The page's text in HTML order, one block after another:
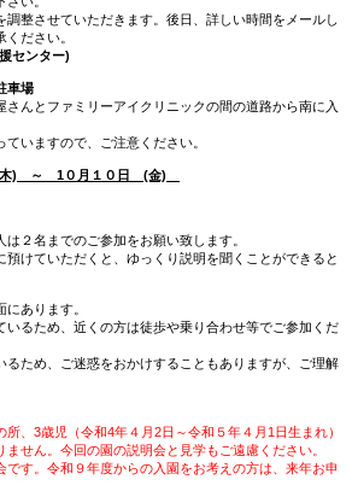
mobile/sankons_77/mailmaga/entry/2
、早めに来られた際は園舎の外でお
おこし下さい。
時間を調整させていただきます。後
、ご了承ください。
子育て支援センター)
正面前駐車場
パン屋さんとファミリーアイクリニ
になっていますので、ご注意ください